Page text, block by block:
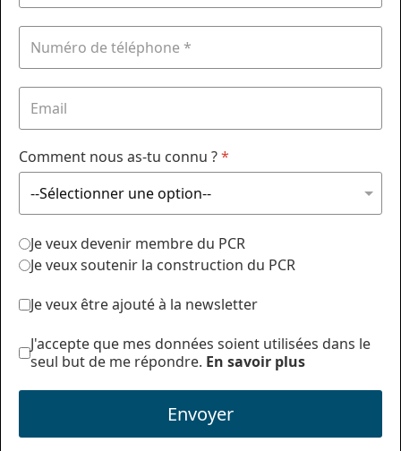
Comment nous as-tu connu ?*
Je veux devenir membre du PCR
Je veux soutenir la construction du PCR
Je veux être ajouté à la newsletter
J'accepte que mes données soient utilisées dans le
seul but de me répondre. En savoir plus
Envoyer